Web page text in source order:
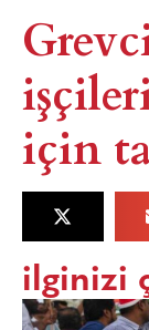
için
ilginizi